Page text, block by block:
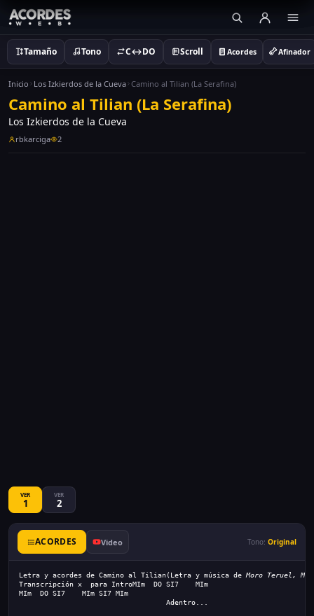
Tamaño Tono C↔DO Scroll Acordes Afinador
Inicio Los Izkierdos de la Cueva Camino al Tilian (La Serafina)
Camino al Tilian (La Serafina)
Los Izkierdos de la Cueva
rbkarciga 2
VER
1
VER
2
ACORDES Video Tono: Original
Letra y acordes de Camino al Tilian(Letra y música de Moro Teruel,
Transcripción x  para IntroMIm  DO SI7    MIm
MIm  DO SI7    MIm SI7 MIm
Adentro...